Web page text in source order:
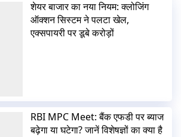
शेयर बाजार का नया नियम: क्लोजिंग
ऑक्शन सिस्टम ने पलटा खेल,
एक्सपायरी पर डूबे करोड़ों
RBI MPC Meet: बैंक एफडी पर ब्याज
बढ़ेगा या घटेगा? जानें विशेषज्ञों का क्या है